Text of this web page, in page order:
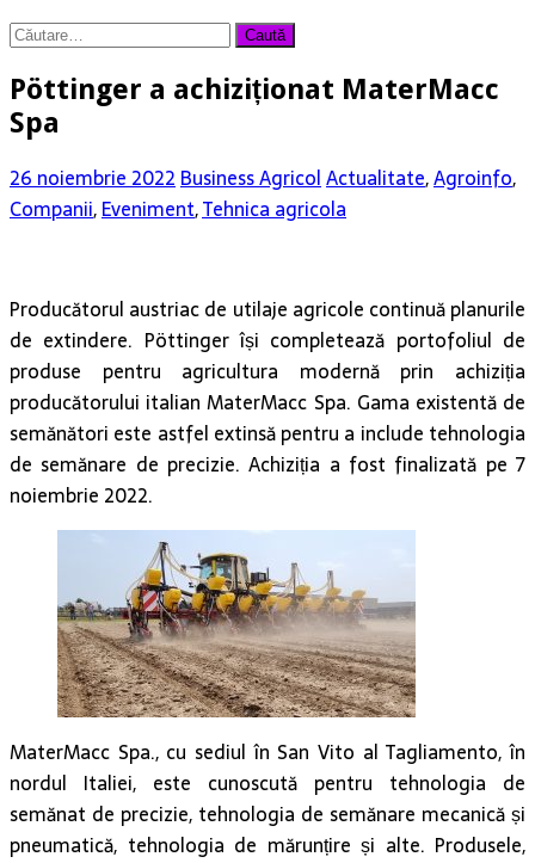
Caută
Pöttinger a achiziționat MaterMacc
Spa
26 noiembrie 2022Business AgricolActualitate,Agroinfo,
Companii,Eveniment,Tehnica agricola
Producătorul austriac de utilaje agricole continuă planurile
de extindere. Pöttinger își completează portofoliul de
produse pentru agricultura modernă prin achiziția
producătorului italian MaterMacc Spa. Gama existentă de
semănători este astfel extinsă pentru a include tehnologia
de semănare de precizie. Achiziția a fost finalizată pe 7
noiembrie 2022.
MaterMacc Spa., cu sediul în San Vito al Tagliamento, în
nordul Italiei, este cunoscută pentru tehnologia de
semănat de precizie, tehnologia de semănare mecanică și
pneumatică, tehnologia de mărunțire și alte. Produsele,